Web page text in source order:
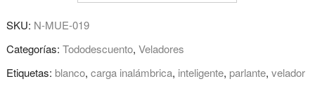
SKU: N-MUE-019
Categorías: Tododescuento, Veladores
Etiquetas: blanco, carga inalámbrica, inteligente, parlante, velador